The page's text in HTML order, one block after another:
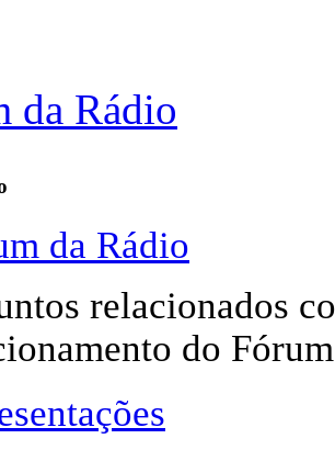
da Rádio
da Rádio
relacionados
do